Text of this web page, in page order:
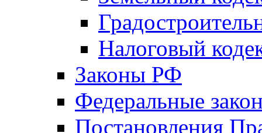
Налоговый
Законы РФ
Федеральные
Постановления